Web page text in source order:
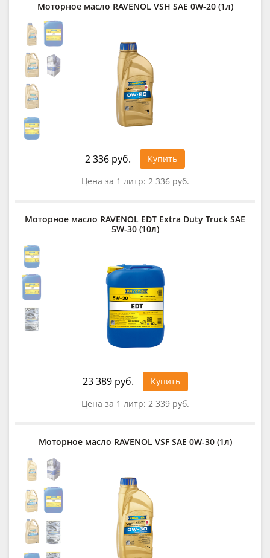
Моторное масло RAVENOL VSH SAE 0W-20 (1л)
2 336 руб.
Купить
Цена за 1 литр: 2 336 руб.
Моторное масло RAVENOL EDT Extra Duty Truck SAE
5W-30 (10л)
23 389 руб.
Купить
Цена за 1 литр: 2 339 руб.
Моторное масло RAVENOL VSF SAE 0W-30 (1л)